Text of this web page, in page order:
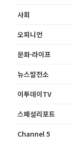
사회
오피니언
문화·라이프
뉴스발전소
이투데이TV
스페셜리포트
Channel 5